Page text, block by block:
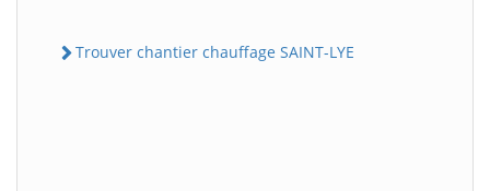
Trouver chantier chauffage SAINT-LYE